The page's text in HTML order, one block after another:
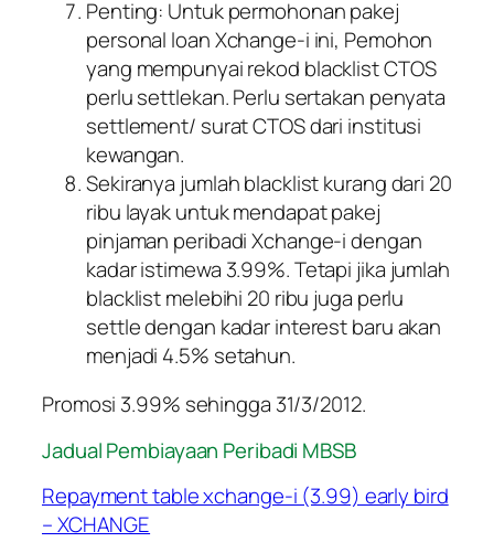
Penting: Untuk permohonan pakej
personal loan Xchange-i ini, Pemohon
yang mempunyai rekod blacklist CTOS
perlu settlekan. Perlu sertakan penyata
settlement/ surat CTOS dari institusi
kewangan.
Sekiranya jumlah blacklist kurang dari 20
ribu layak untuk mendapat pakej
pinjaman peribadi Xchange-i dengan
kadar istimewa 3.99%. Tetapi jika jumlah
blacklist melebihi 20 ribu juga perlu
settle dengan kadar interest baru akan
menjadi 4.5% setahun.
Promosi 3.99% sehingga 31/3/2012.
Jadual Pembiayaan Peribadi MBSB
Repayment table xchange-i (3.99) early bird
– XCHANGE